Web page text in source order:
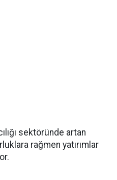
sektöründe artan
rağmen yatırımlar